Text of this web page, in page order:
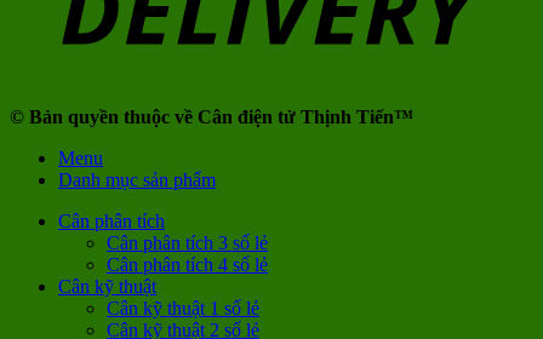
© Bản quyền thuộc về Cân điện tử Thịnh Tiến™
Menu
Danh mục sản phẩm
Cân phân tích
Cân phân tích 3 số lẻ
Cân phân tích 4 số lẻ
Cân kỹ thuật
Cân kỹ thuật 1 số lẻ
Cân kỹ thuật 2 số lẻ